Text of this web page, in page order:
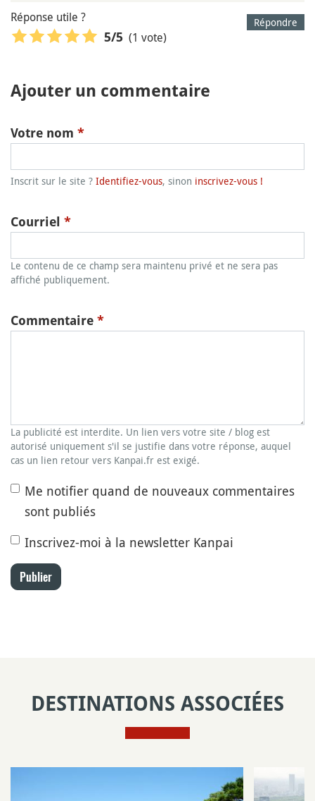
Répondre
Réponse utile ?
5/5 (1 vote)
Ajouter un commentaire
Votre nom *
Inscrit sur le site ? Identifiez-vous, sinon inscrivez-vous !
Courriel *
Le contenu de ce champ sera maintenu privé et ne sera pas
affiché publiquement.
Commentaire *
La publicité est interdite. Un lien vers votre site / blog est
autorisé uniquement s'il se justifie dans votre réponse, auquel
cas un lien retour vers Kanpai.fr est exigé.
Me notifier quand de nouveaux commentaires
sont publiés
Inscrivez-moi à la newsletter Kanpai
Publier
DESTINATIONS ASSOCIÉES